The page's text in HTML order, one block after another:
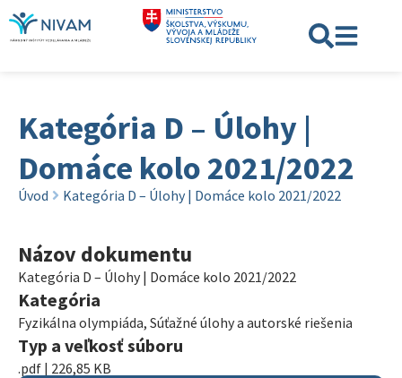
Kategória D – Úlohy |
Domáce kolo 2021/2022
Úvod Kategória D – Úlohy | Domáce kolo 2021/2022
Názov dokumentu
Kategória D – Úlohy | Domáce kolo 2021/2022
Kategória
Fyzikálna olympiáda, Súťažné úlohy a autorské riešenia
Typ a veľkosť súboru
.pdf | 226,85 KB